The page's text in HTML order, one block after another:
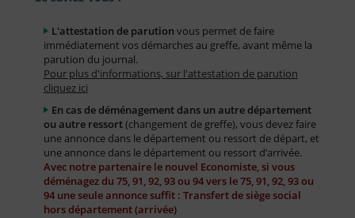
L'attestation de parution vous permet de faire
immédiatement vos démarches au greffe, avant même la
parution du journal.
Pour plus d'informations, sur l'attestation de parution
cliquez ici
En cas de déménagement dans un autre département
ou autre ressort(changement de greffe), vous devez faire
une annonce dans le département ou ressort de départ, et
une annonce dans le département ou ressort d’arrivée.
Avec notre partenaire le nouvel Economiste, si vous
déménagez du 75, 91, 92, 93 ou 94 vers le 75, 91, 92, 93 ou
94 une seule annonce suffit : Transfert de siège social
hors département (arrivée)